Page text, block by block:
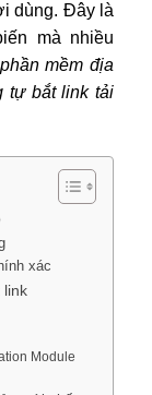
dùng. Đây là
mà nhiều
mềm địa
tự bắt link tải
xác
link
Module